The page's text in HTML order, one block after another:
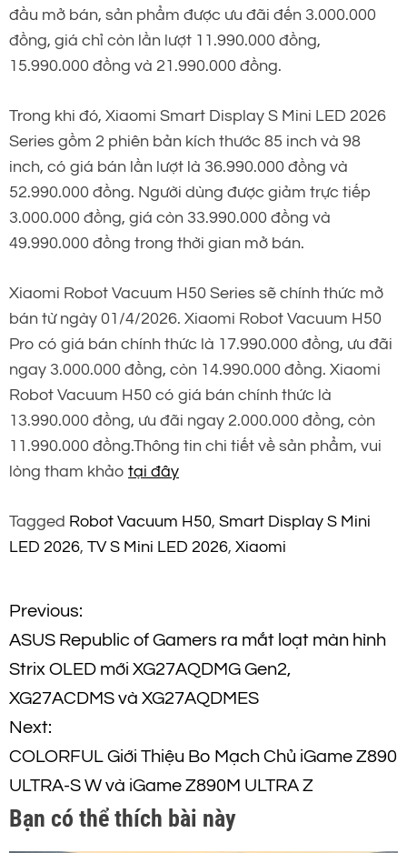
đầu mở bán, sản phẩm được ưu đãi đến 3.000.000
đồng, giá chỉ còn lần lượt 11.990.000 đồng,
15.990.000 đồng và 21.990.000 đồng.
Trong khi đó, Xiaomi Smart Display S Mini LED 2026
Series gồm 2 phiên bản kích thước 85 inch và 98
inch, có giá bán lần lượt là 36.990.000 đồng và
52.990.000 đồng. Người dùng được giảm trực tiếp
3.000.000 đồng, giá còn 33.990.000 đồng và
49.990.000 đồng trong thời gian mở bán.
Xiaomi Robot Vacuum H50 Series sẽ chính thức mở
bán từ ngày 01/4/2026. Xiaomi Robot Vacuum H50
Pro có giá bán chính thức là 17.990.000 đồng, ưu đãi
ngay 3.000.000 đồng, còn 14.990.000 đồng. Xiaomi
Robot Vacuum H50 có giá bán chính thức là
13.990.000 đồng, ưu đãi ngay 2.000.000 đồng, còn
11.990.000 đồng.Thông tin chi tiết về sản phẩm, vui
lòng tham khảo tại đây
Tagged Robot Vacuum H50, Smart Display S Mini
LED 2026, TV S Mini LED 2026, Xiaomi
Đ
i
ề
u
h
ư
Previous:
ASUS Republic of Gamers ra mắt loạt màn hình
Strix OLED mới XG27AQDMG Gen2,
XG27ACDMS và XG27AQDMES
Next:
COLORFUL Giới Thiệu Bo Mạch Chủ iGame Z890
ULTRA-S W và iGame Z890M ULTRA Z
Bạn có thể thích bài này